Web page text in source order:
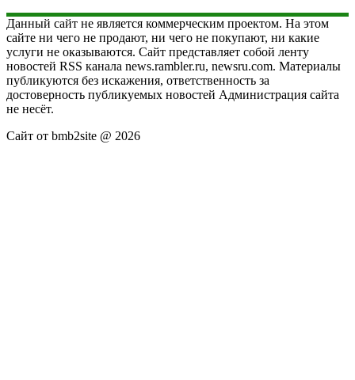
Данный сайт не является коммерческим проектом. На этом
сайте ни чего не продают, ни чего не покупают, ни какие
услуги не оказываются. Сайт представляет собой ленту
новостей RSS канала news.rambler.ru, newsru.com. Материалы
публикуются без искажения, ответственность за
достоверность публикуемых новостей Администрация сайта
не несёт.
Сайт от bmb2site @ 2026